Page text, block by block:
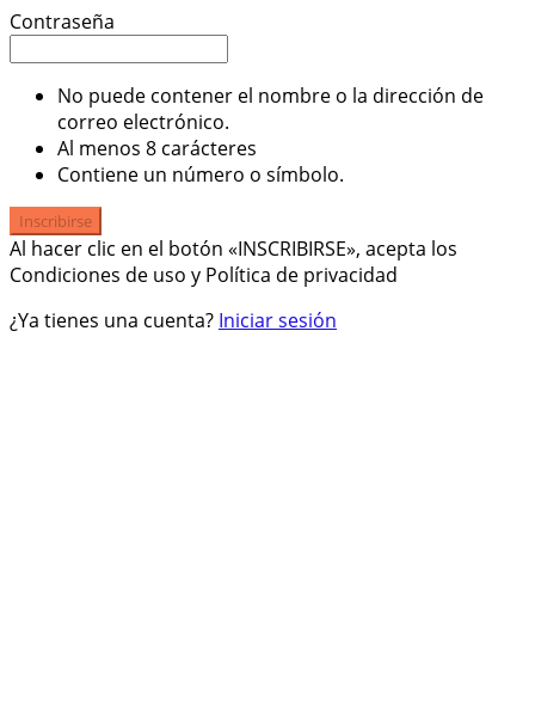
Contraseña
No puede contener el nombre o la dirección de
correo electrónico.
Al menos 8 carácteres
Contiene un número o símbolo.
Inscribirse
Al hacer clic en el botón «INSCRIBIRSE», acepta los
Condiciones de uso y Política de privacidad
¿Ya tienes una cuenta? Iniciar sesión